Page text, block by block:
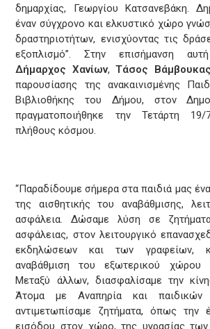
δημαρχίας, Γεωργίου Κατσανεβάκη.
έναν σύγχρονο και ελκυστικό χώρο
δραστηριοτήτων, ενισχύοντας τις
εξοπλισμό”. Στην επισήμανση
Δήμαρχος Χανίων,Τάσος
παρουσίασης της ανακαινισμένης
Βιβλιοθήκης του Δήμου, στον
πραγματοποιήθηκε την Τετάρτη 19/
πλήθους κόσμου.
“Παραδίδουμε σήμερα στα παιδιά μας
της αισθητικής του αναβάθμισης,
ασφάλεια. Δώσαμε λύση σε
ασφάλειας, στον λειτουργικό
εκδηλώσεων και των γραφείων,
αναβάθμιση του εξωτερικού χώρου
Μεταξύ άλλων, διασφαλίσαμε την
Άτομα με Αναπηρία και παιδικών
αντιμετωπίσαμε ζητήματα, όπως την
εισόδου στον χώρο, της υγρασίας